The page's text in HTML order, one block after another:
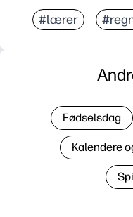
#lærer
Fødselsdag
Kalendere